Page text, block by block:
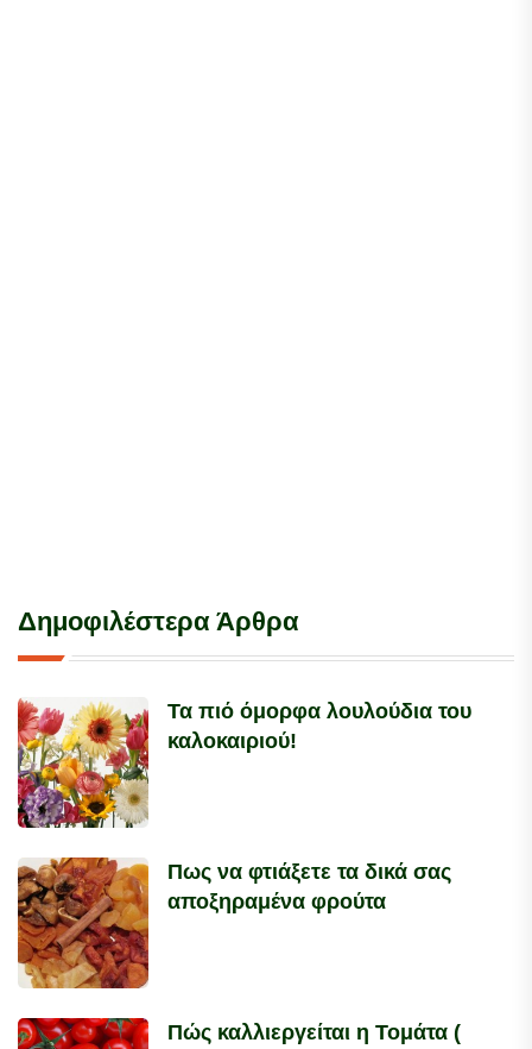
Δημοφιλέστερα Άρθρα
Τα πιό όμορφα λουλούδια του
καλοκαιριού!
Πως να φτιάξετε τα δικά σας
αποξηραμένα φρούτα
Πώς καλλιεργείται η Τομάτα (